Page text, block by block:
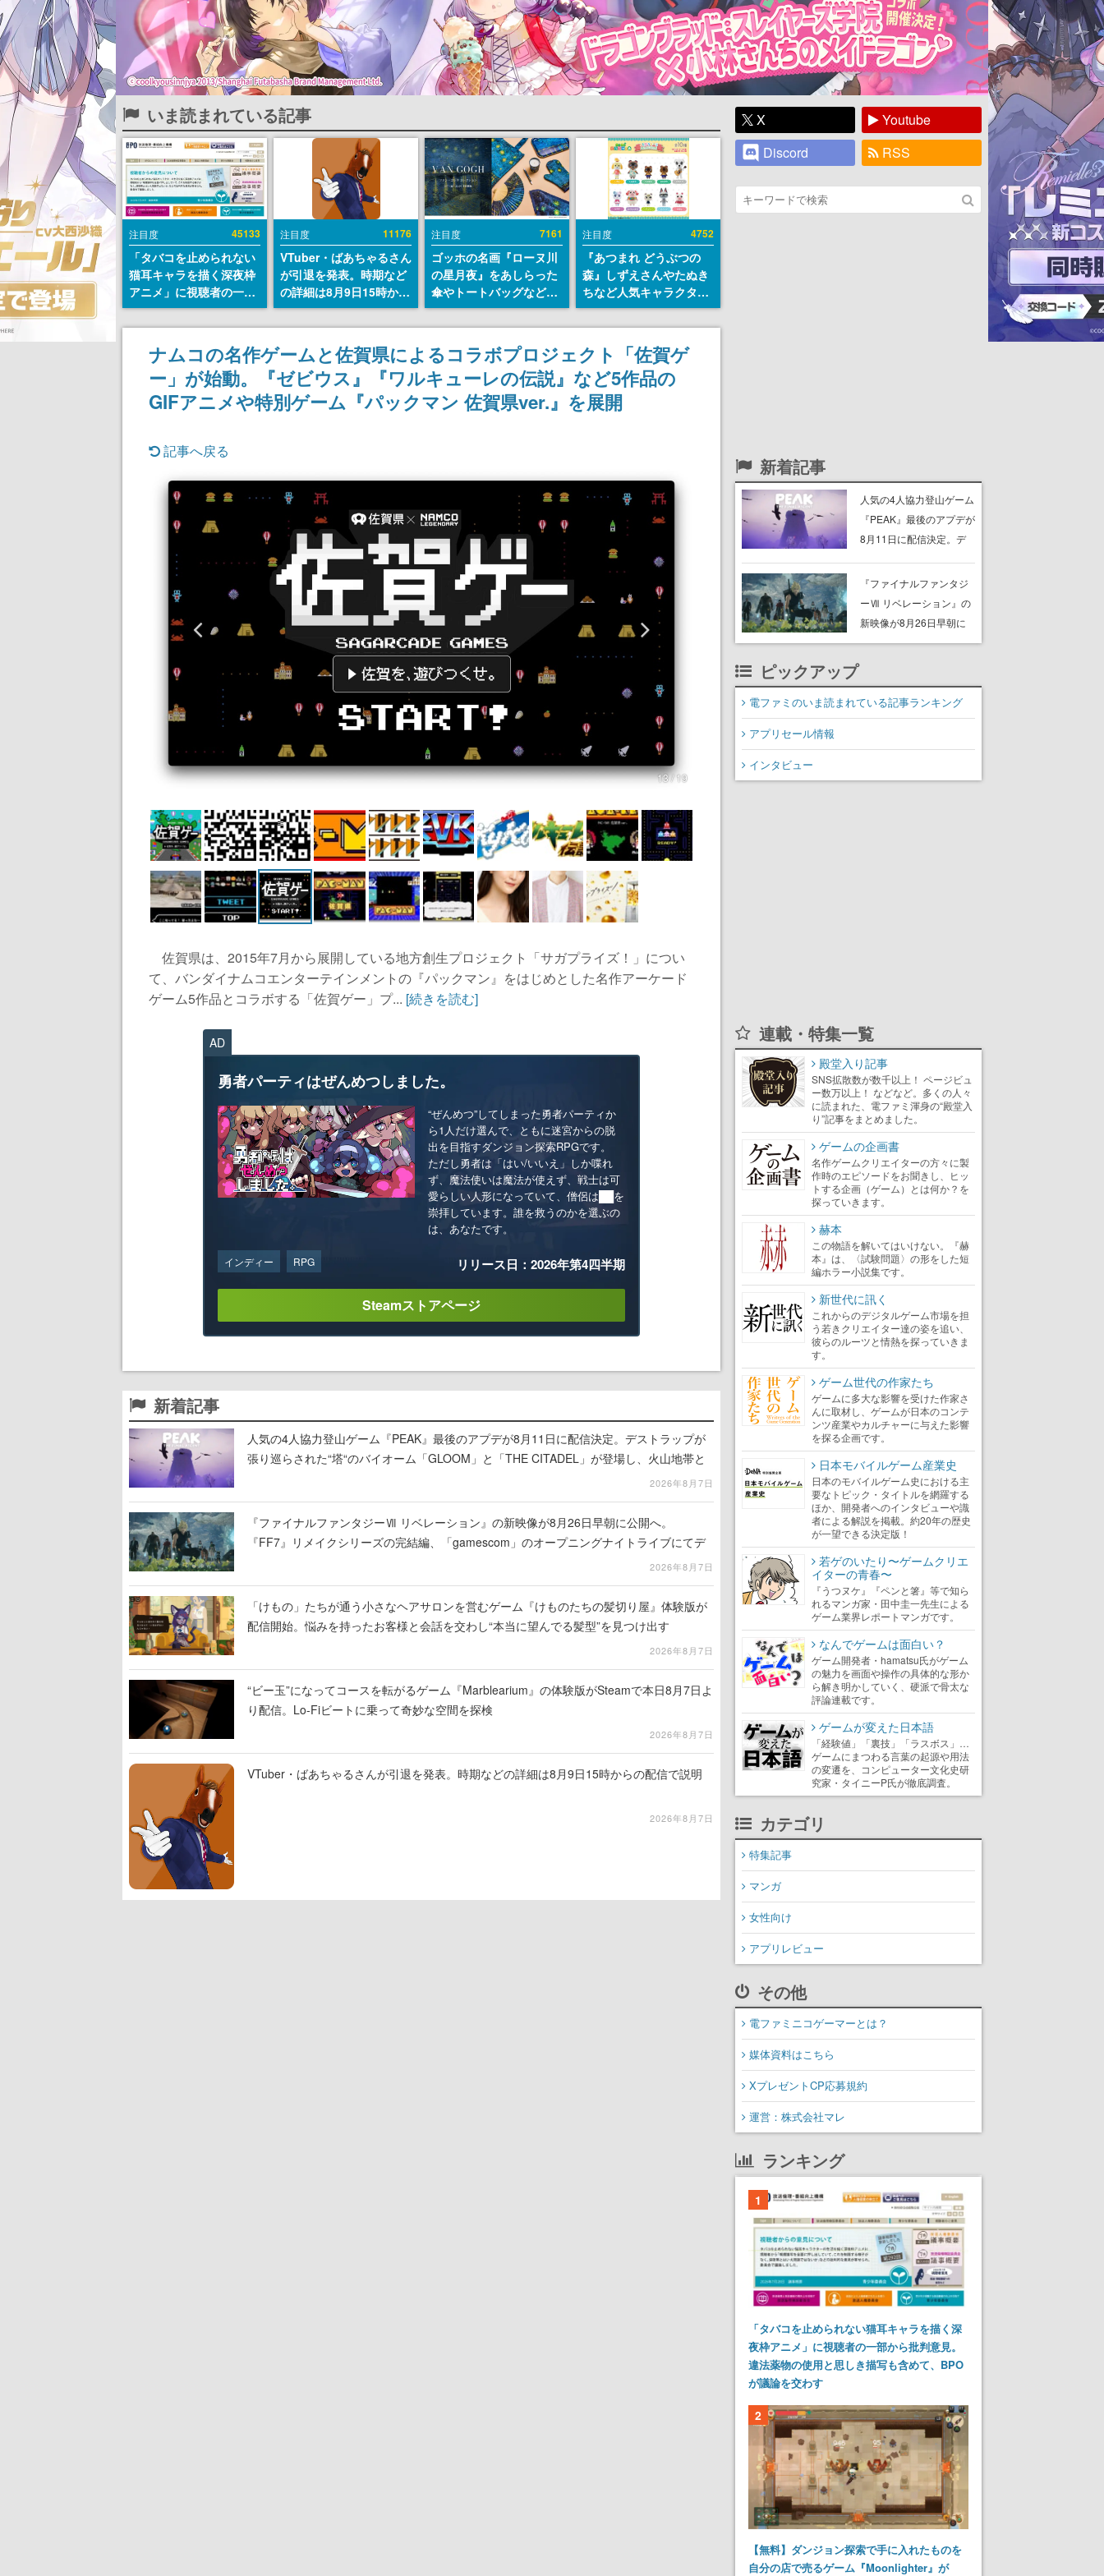
いま読まれている記事
注目度 45133
「タバコを止められない
猫耳キャラを描く深夜枠
アニメ」に視聴者の一部
から批判意見。違法薬物
の使用と思しき描写も含
めて、BPOが議論を交わ
注目度 11176
VTuber・ばあちゃるさん
が引退を発表。時期など
の詳細は8月9日15時から
の配信で説明
注目度 7161
ゴッホの名画『ローヌ川
の星月夜』をあしらった
傘やトートバッグなどが
登場。8月7日21時より2
日間限定で予約販売
注目度 4752
『あつまれ どうぶつの
森』しずえさんやたぬき
ちなど人気キャラクター
のフロッキードールが9
月に発売開始。「とたけ
け」や「ちゃちゃまる」
も
ナムコの名作ゲームと佐賀県によるコラボプロジェクト「佐賀ゲ
ー」が始動。『ゼビウス』『ワルキューレの伝説』など5作品の
GIFアニメや特別ゲーム『パックマン 佐賀県ver.』を展開
記事へ戻る
13 / 19
佐賀県は、2015年7月から展開している地方創生プロジェクト「サガプライズ！」につい
て、バンダイナムコエンターテインメントの『パックマン』をはじめとした名作アーケード
ゲーム5作品とコラボする「佐賀ゲー」プ... [続きを読む]
AD
勇者パーティはぜんめつしました。
“ぜんめつ”してしまった勇者パーティか
ら1人だけ選んで、ともに迷宮からの脱
出を目指すダンジョン探索RPGです。
ただし勇者は「はい/いいえ」しか喋れ
ず、魔法使いは魔法が使えず、戦士は可
愛らしい人形になっていて、僧侶は██を
崇拝しています。誰を救うのかを選ぶの
は、あなたです。
インディー RPG リリース日：2026年第4四半期
Steamストアページ
新着記事
人気の4人協力登山ゲーム『PEAK』最後のアプデが8月11日に配信決定。デストラップが
張り巡らされた“塔“のバイオーム「GLOOM」と「THE CITADEL」が登場し、火山地帯と
2026年8月7日
『ファイナルファンタジーⅦ リベレーション』の新映像が8月26日早朝に公開へ。
『FF7』リメイクシリーズの完結編、「gamescom」のオープニングナイトライブにてデ
2026年8月7日
「けもの」たちが通う小さなヘアサロンを営むゲーム『けものたちの髪切り屋』体験版が
配信開始。悩みを持ったお客様と会話を交わし“本当に望んでる髪型”を見つけ出す
2026年8月7日
“ビー玉”になってコースを転がるゲーム『Marblearium』の体験版がSteamで本日8月7日よ
り配信。Lo-Fiビートに乗って奇妙な空間を探検
2026年8月7日
VTuber・ばあちゃるさんが引退を発表。時期などの詳細は8月9日15時からの配信で説明
2026年8月7日
X
Youtube
Discord
RSS
新着記事
人気の4人協力登山ゲーム
『PEAK』最後のアプデが
8月11日に配信決定。デ
れた“塔“のバイオーム
「GLOOM」と「THE
CITADEL」が登場し、火
『ファイナルファンタジ
ーⅦ リベレーション』の
新映像が8月26日早朝に
公開へ。『FF7』リメイ
ニングナイトライブにて
ディレクターの浜口直樹
ピックアップ
電ファミのいま読まれている記事ランキング
アプリセール情報
インタビュー
連載・特集一覧
殿堂入り記事
SNS拡散数が数千以上！ ページビュ
ー数万以上！ などなど。多くの人々
に読まれた、電ファミ渾身の“殿堂入
り”記事をまとめました。
ゲームの企画書
名作ゲームクリエイターの方々に製
作時のエピソードをお聞きし、ヒッ
トする企画（ゲーム）とは何か？を
探っていきます。
赫本
この物語を解いてはいけない。『赫
本』は、〈試験問題〉の形をした短
編ホラー小説集です。
新世代に訊く
これからのデジタルゲーム市場を担
う若きクリエイター達の姿を追い、
彼らのルーツと情熱を探っていきま
す。
ゲーム世代の作家たち
ゲームに多大な影響を受けた作家さ
んに取材し、ゲームが日本のコンテ
ンツ産業やカルチャーに与えた影響
を探る企画です。
日本モバイルゲーム産業史
日本のモバイルゲーム史における主
要なトピック・タイトルを網羅する
ほか、開発者へのインタビューや識
者による解説を掲載。約20年の歴史
が一望できる決定版！
若ゲのいたり〜ゲームクリエ
イターの青春〜
『うつヌケ』『ペンと箸』等で知ら
れるマンガ家・田中圭一先生による
ゲーム業界レポートマンガです。
なんでゲームは面白い？
ゲーム開発者・hamatsu氏がゲーム
の魅力を画面や操作の具体的な形か
ら解き明かしていく、硬派で骨太な
評論連載です。
ゲームが変えた日本語
「経験値」「裏技」「ラスボス」…
ゲームにまつわる言葉の起源や用法
の変遷を、コンピューター文化史研
究家・タイニーP氏が徹底調査。
カテゴリ
特集記事
マンガ
女性向け
アプリレビュー
その他
電ファミニコゲーマーとは？
媒体資料はこちら
XプレゼントCP応募規約
運営：株式会社マレ
ランキング
1
「タバコを止められない猫耳キャラを描く深
夜枠アニメ」に視聴者の一部から批判意見。
違法薬物の使用と思しき描写も含めて、BPO
が議論を交わす
2
【無料】ダンジョン探索で手に入れたものを
自分の店で売るゲーム『Moonlighter』が